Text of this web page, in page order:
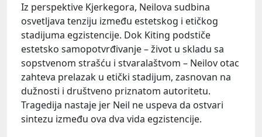
Iz perspektive Kjerkegora, Neilova sudbina
osvetljava tenziju između estetskog i etičkog
stadijuma egzistencije. Dok Kiting podstiče
estetsko samopotvrđivanje – život u skladu sa
sopstvenom strašću i stvaralaštvom – Neilov otac
zahteva prelazak u etički stadijum, zasnovan na
dužnosti i društveno priznatom autoritetu.
Tragedija nastaje jer Neil ne uspeva da ostvari
sintezu između ova dva vida egzistencije.